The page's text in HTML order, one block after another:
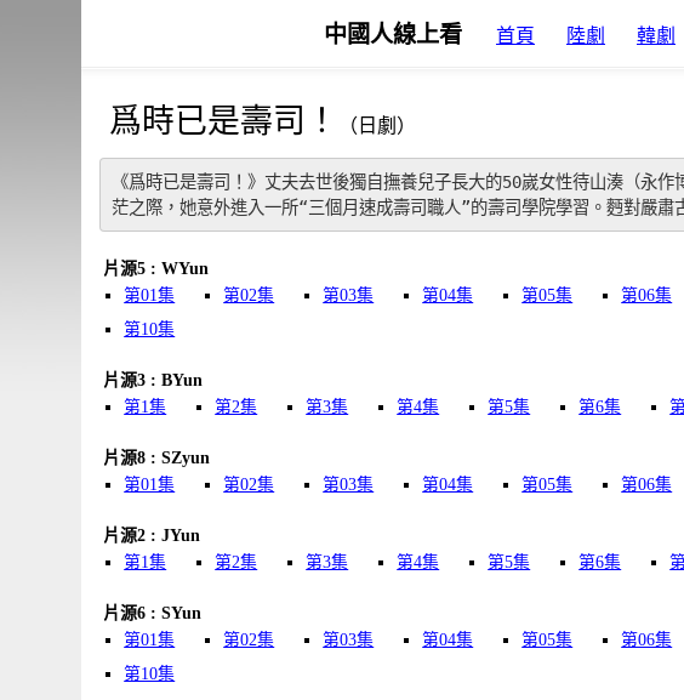
中國人線上看 首頁 陸劇 韓劇
爲時已是壽司！ （日劇）
《爲時已是壽司！》丈夫去世後獨自撫養兒子長大的50嵗女性待山湊（永
茫之際，她意外進入一所“三個月速成壽司職人”的壽司學院學習。麪對嚴肅
片源5 : WYun
第01集
第02集 第03集 第04集 第05集 第06集
第10集
片源3 : BYun
第1集
第2集 第3集 第4集 第5集 第6集
片源8 : SZyun
第01集
第02集 第03集 第04集 第05集 第06集
片源2 : JYun
第1集
第2集 第3集 第4集 第5集 第6集
片源6 : SYun
第01集
第02集 第03集 第04集 第05集 第06集
第10集